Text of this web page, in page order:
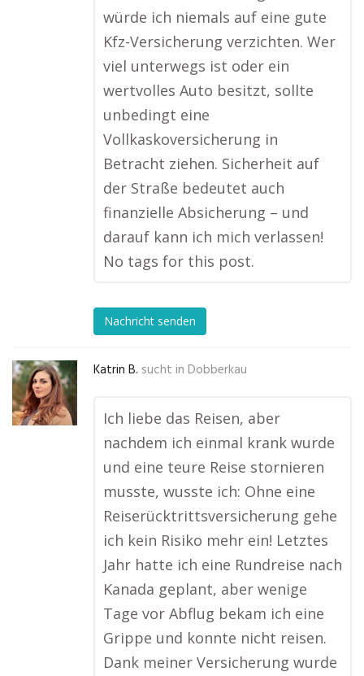
würde ich niemals auf eine gute
Kfz-Versicherung verzichten. Wer
viel unterwegs ist oder ein
wertvolles Auto besitzt, sollte
unbedingt eine
Vollkaskoversicherung in
Betracht ziehen. Sicherheit auf
der Straße bedeutet auch
finanzielle Absicherung – und
darauf kann ich mich verlassen!
No tags for this post.
Nachricht senden
Katrin B. sucht in Dobberkau
Ich liebe das Reisen, aber
nachdem ich einmal krank wurde
und eine teure Reise stornieren
musste, wusste ich: Ohne eine
Reiserücktrittsversicherung gehe
ich kein Risiko mehr ein! Letztes
Jahr hatte ich eine Rundreise nach
Kanada geplant, aber wenige
Tage vor Abflug bekam ich eine
Grippe und konnte nicht reisen.
Dank meiner Versicherung wurde